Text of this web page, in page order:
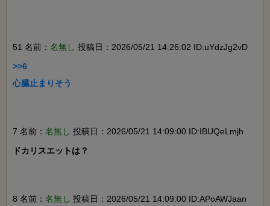
51 名前： 名無し 投稿日：2026/05/21 14:26:02 ID:uYdzJg2vD
>>6
心臓止まりそう
7 名前： 名無し 投稿日：2026/05/21 14:09:00 ID:IBUQeLmjh
ドカリスエットは？
8 名前： 名無し 投稿日：2026/05/21 14:09:00 ID:APoAWJaan